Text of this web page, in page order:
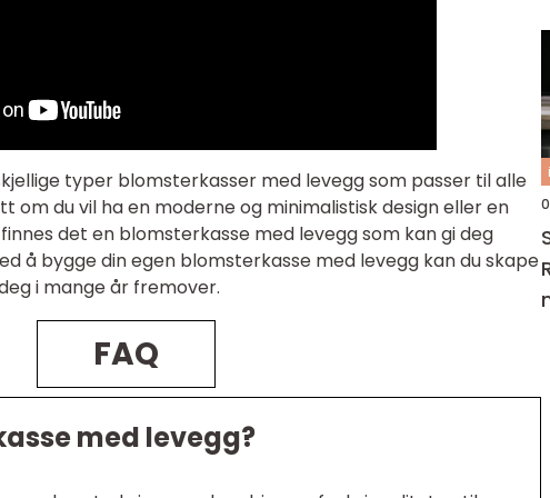
typer blomsterkasser med levegg som passer til alle
om du vil ha en moderne og minimalistisk design eller en
det en blomsterkasse med levegg som kan gi deg
å bygge din egen blomsterkasse med levegg kan du skape
i mange år fremover.
FAQ
med levegg?